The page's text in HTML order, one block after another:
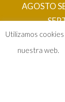
AGOSTO
Utilizamos
nuestra web.